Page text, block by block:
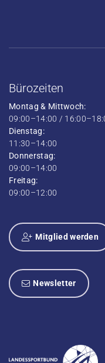
Bürozeiten
Montag & Mittwoch:
09:00–14:00 /
Dienstag:
11:30–14:00
Donnerstag:
09:00–14:00
Freitag:
09:00–12:00
Mitglied werden
Newsletter